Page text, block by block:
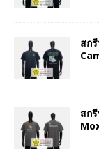
สก
สก